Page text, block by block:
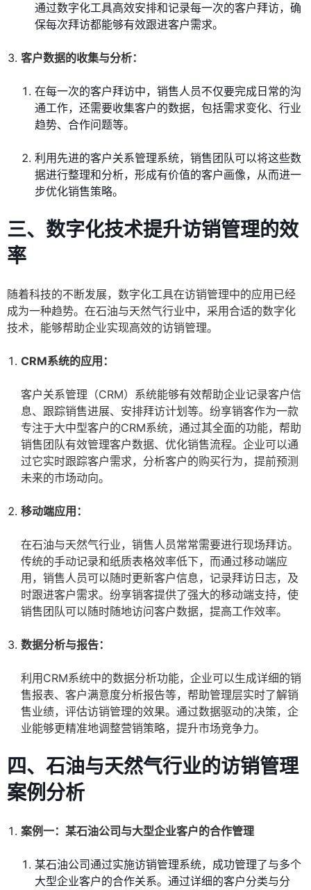
通过数字化工具高效安排和记录每一次的客户拜访，确
保每次拜访都能够有效跟进客户需求。
客户数据的收集与分析：
在每一次的客户拜访中，销售人员不仅要完成日常的沟
通工作，还需要收集客户的数据，包括需求变化、行业
趋势、合作问题等。
利用先进的客户关系管理系统，销售团队可以将这些数
据进行整理和分析，形成有价值的客户画像，从而进一
步优化销售策略。
三、数字化技术提升访销管理的效
率
随着科技的不断发展，数字化工具在访销管理中的应用已经
成为一种趋势。在石油与天然气行业中，采用合适的数字化
技术，能够帮助企业实现高效的访销管理。
CRM系统的应用：
客户关系管理（CRM）系统能够有效帮助企业记录客户信
息、跟踪销售进展、安排拜访计划等。纷享销客作为一款
专注于大中型客户的CRM系统，通过其全面的功能，帮助
销售团队有效管理客户数据、优化销售流程。企业可以通
过它实时跟踪客户需求，分析客户的购买行为，提前预测
未来的市场动向。
移动端应用：
在石油与天然气行业，销售人员常常需要进行现场拜访。
传统的手动记录和纸质表格效率低下，而通过移动端应
用，销售人员可以随时更新客户信息，记录拜访日志，及
时跟进客户需求。纷享销客提供了强大的移动端支持，使
销售团队可以随时随地访问客户数据，提高工作效率。
数据分析与报告：
利用CRM系统中的数据分析功能，企业可以生成详细的销
售报表、客户满意度分析报告等，帮助管理层实时了解销
售业绩，评估访销管理的效果。通过数据驱动的决策，企
业能够更精准地调整营销策略，提升市场竞争力。
四、石油与天然气行业的访销管理
案例分析
案例一：某石油公司与大型企业客户的合作管理
某石油公司通过实施访销管理系统，成功管理了与多个
大型企业客户的合作关系。通过详细的客户分类与分